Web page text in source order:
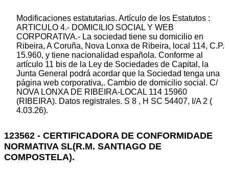
Modificaciones estatutarias. Artículo de los Estatutos :
ARTICULO 4.- DOMICILIO SOCIAL Y WEB
CORPORATIVA.- La sociedad tiene su domicilio en
Ribeira, A Coruña, Nova Lonxa de Ribeira, local 114, C.P.
15.960, y tiene nacionalidad española. Conforme al
artículo 11 bis de la Ley de Sociedades de Capital, la
Junta General podrá acordar que la Sociedad tenga una
página web corporativa,. Cambio de domicilio social. C/
NOVA LONXA DE RIBEIRA-LOCAL 114 15960
(RIBEIRA). Datos registrales. S 8 , H SC 54407, I/A 2 (
4.03.26).
123562 - CERTIFICADORA DE CONFORMIDADE
NORMATIVA SL(R.M. SANTIAGO DE
COMPOSTELA).